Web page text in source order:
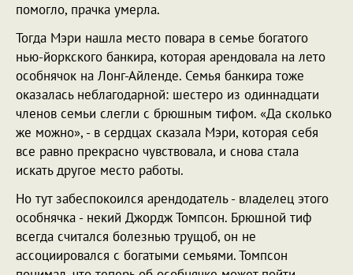
помогло, прачка умерла.
Тогда Мэри нашла место повара в семье богатого
нью-йоркского банкира, которая арендовала на лето
особнячок на Лонг-Айленде. Семья банкира тоже
оказалась неблагодарной: шестеро из одиннадцати
членов семьи слегли с брюшным тифом. «Да сколько
же можно», - в сердцах сказала Мэри, которая себя
все равно прекрасно чувствовала, и снова стала
искать другое место работы.
Но тут забеспокоился арендодатель - владелец этого
особнячка - некий Джордж Томпсон. Брюшной тиф
всегда считался болезнью трущоб, он не
ассоциировался с богатыми семьями. Томпсон